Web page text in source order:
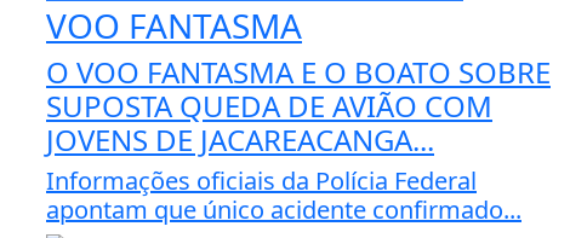
VOO FANTASMA
O VOO FANTASMA E O BOATO SOBRE
SUPOSTA QUEDA DE AVIÃO COM
JOVENS DE JACAREACANGA...
Informações oficiais da Polícia Federal
apontam que único acidente confirmado...